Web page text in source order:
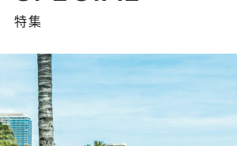
特集